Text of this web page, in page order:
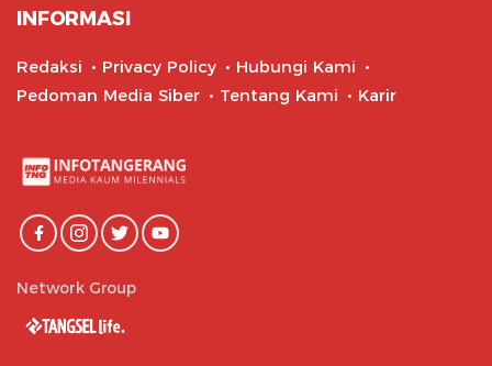
INFORMASI
Redaksi Privacy Policy
Hubungi Kami
Pedoman Media Siber
Tentang Kami Karir
Network Group